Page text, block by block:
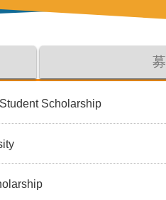
Scholarship